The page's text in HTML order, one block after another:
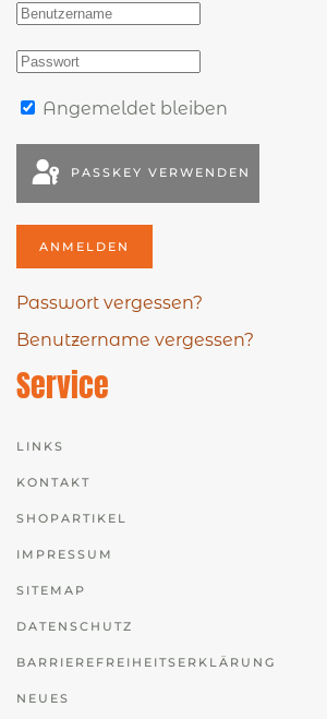
Angemeldet bleiben
PASSKEY VERWENDEN
ANMELDEN
Passwort vergessen?
Benutzername vergessen?
Service
LINKS
KONTAKT
SHOPARTIKEL
IMPRESSUM
SITEMAP
DATENSCHUTZ
BARRIEREFREIHEITSERKLÄRUNG
NEUES